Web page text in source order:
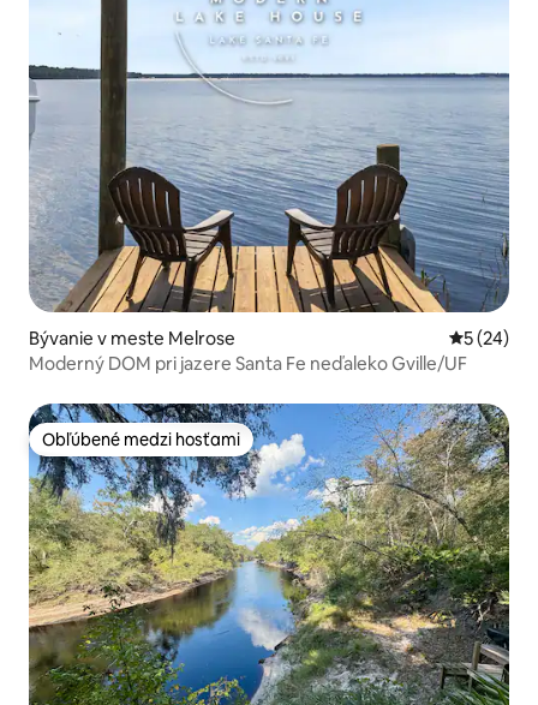
Bývanie v meste Melrose
5 (24)
Moderný DOM pri jazere Santa Fe neďaleko Gville/UF
Obľúbené medzi hosťami
Obľúbené medzi hosťami